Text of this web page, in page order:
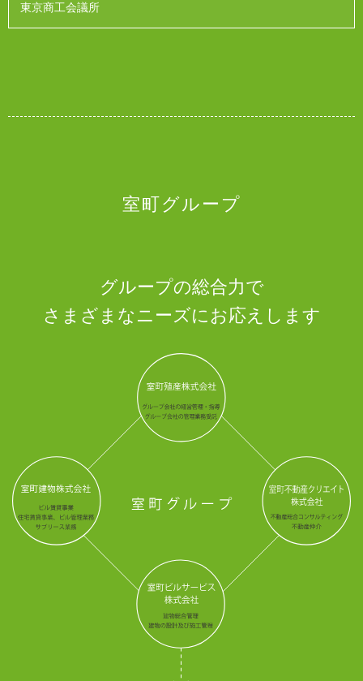
東京商工会議所
室町グループ
グループの総合力で
さまざまなニーズにお応えします